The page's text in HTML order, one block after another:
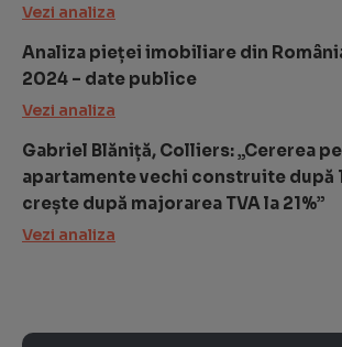
Vezi analiza
Analiza pieței imobiliare din
2024 – date publice
Vezi analiza
Gabriel Blăniță, Colliers: „Cererea
apartamente vechi construite după
crește după majorarea TVA la 21%”
Vezi analiza